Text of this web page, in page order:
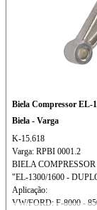
Biela Compressor EL-
Biela - Varga
K-15.618
Varga: RPBI 0001.2
BIELA COMPRESSOR
"EL-1300/1600 -
Aplicação:
VW/FORD: F-8000 -